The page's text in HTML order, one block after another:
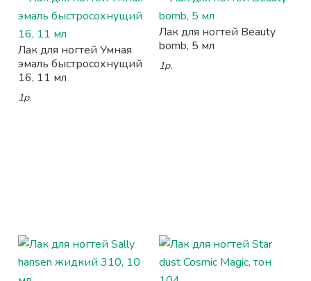
Лак для ногтей Умная
эмаль быстросохнущий
16, 11 мл
1р.
Лак для ногтей Beauty
bomb, 5 мл
1р.